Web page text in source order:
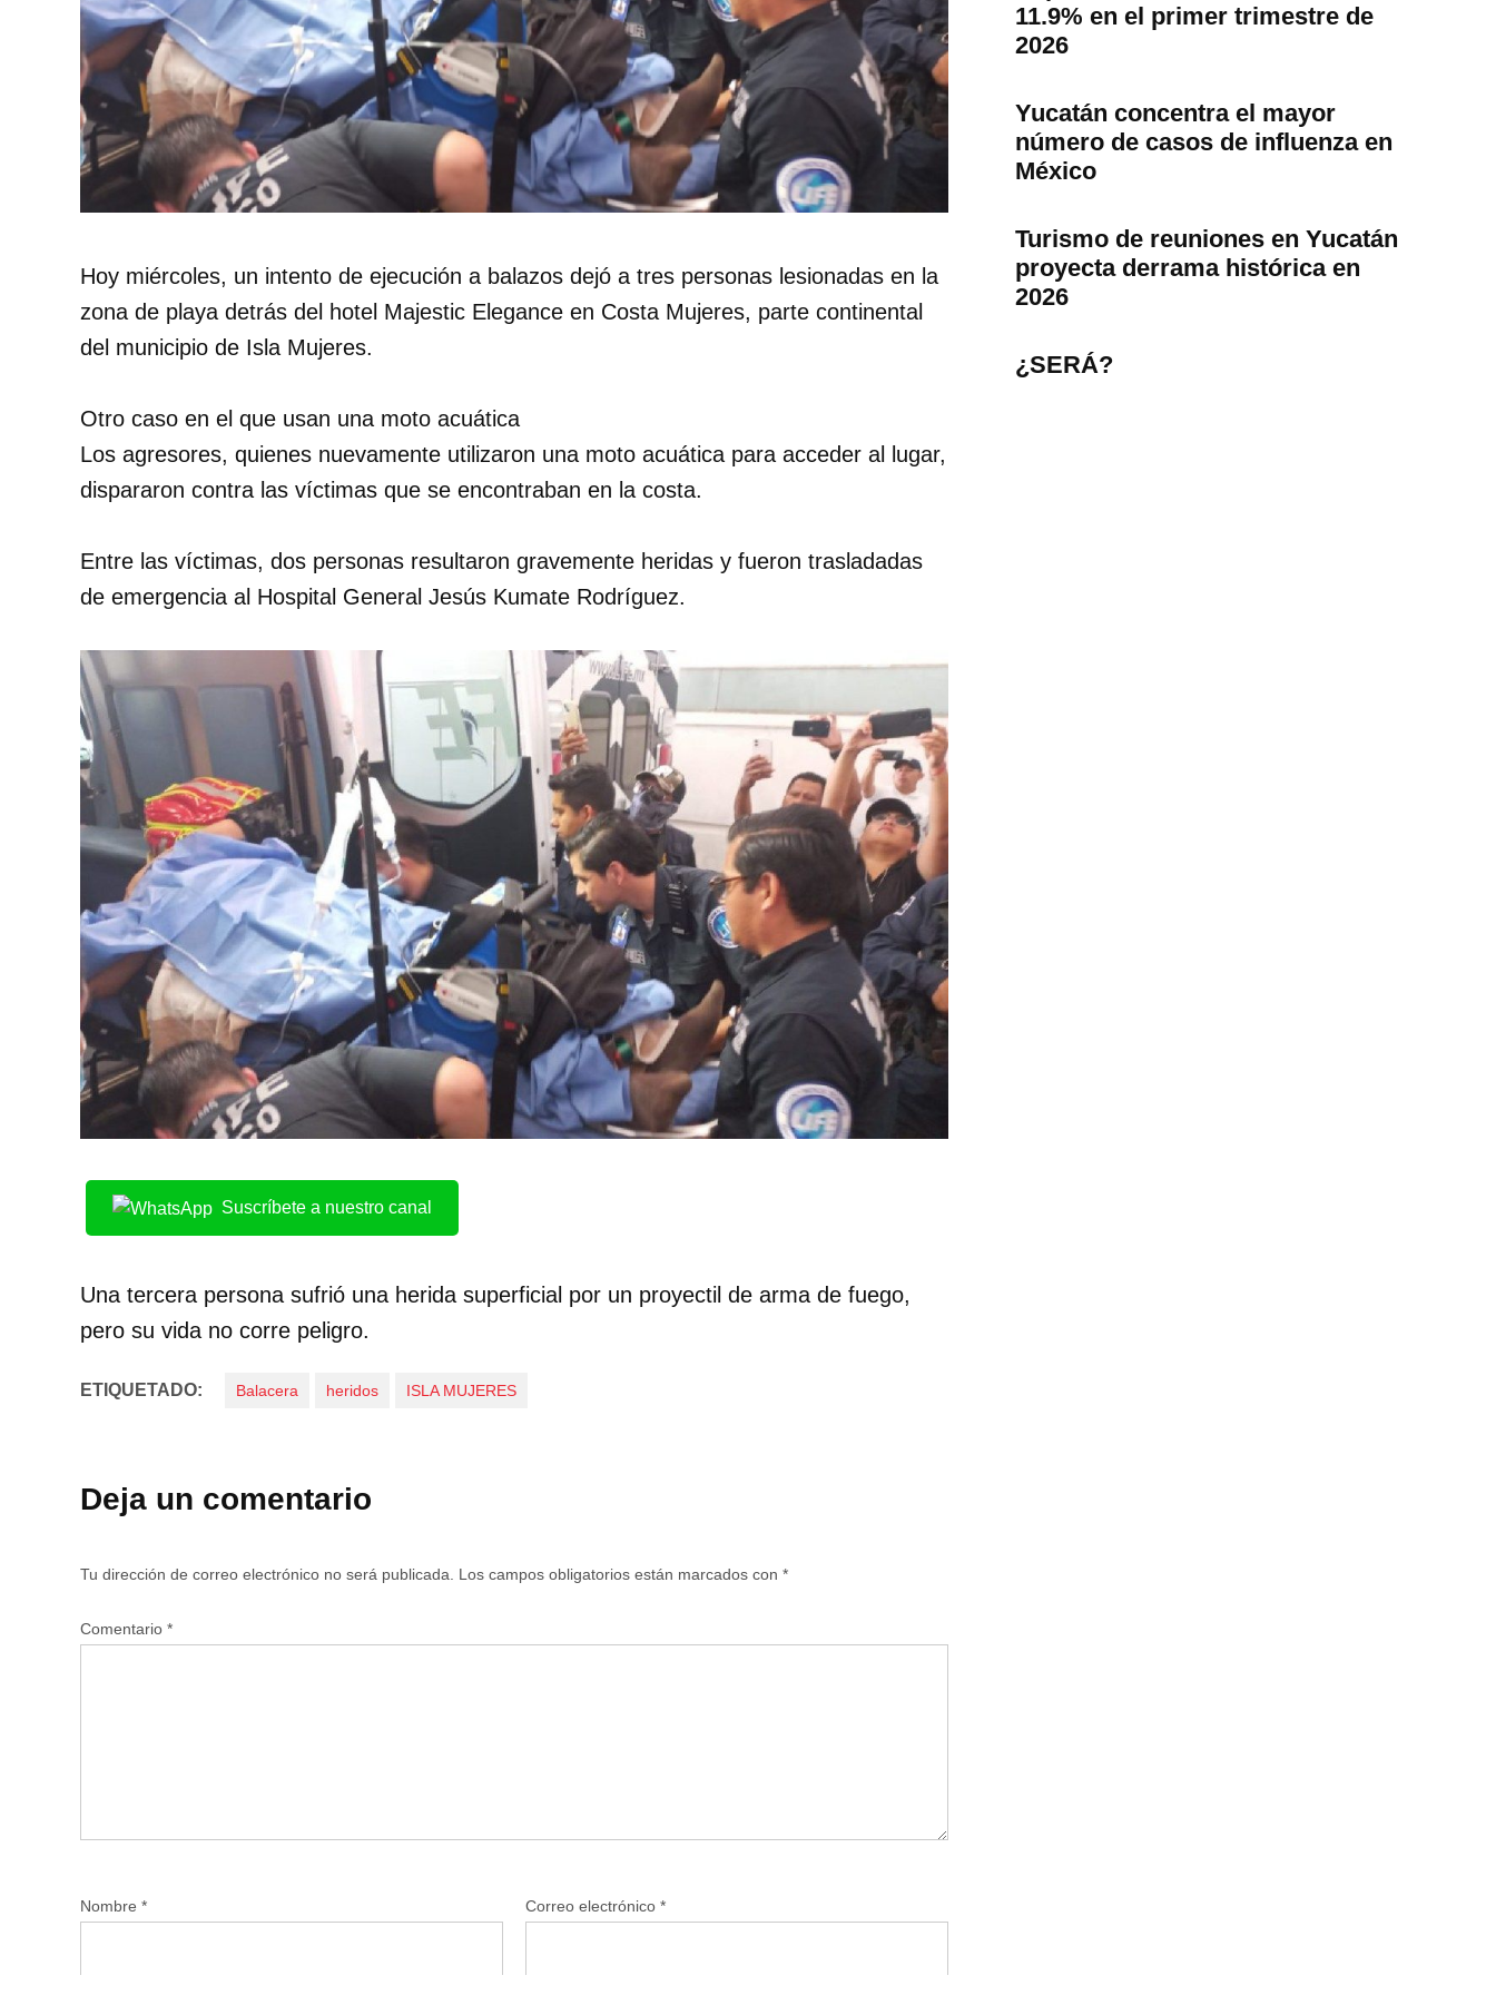
Hoy miércoles, un intento de ejecución a balazos dejó a tres personas lesionadas en la
zona de playa detrás del hotel Majestic Elegance en Costa Mujeres, parte continental
del municipio de Isla Mujeres.
Otro caso en el que usan una moto acuática
Los agresores, quienes nuevamente utilizaron una moto acuática para acceder al lugar,
dispararon contra las víctimas que se encontraban en la costa.
Entre las víctimas, dos personas resultaron gravemente heridas y fueron trasladadas
de emergencia al Hospital General Jesús Kumate Rodríguez.
Suscríbete a nuestro canal
Una tercera persona sufrió una herida superficial por un proyectil de arma de fuego,
pero su vida no corre peligro.
ETIQUETADO: Balacera heridos ISLA MUJERES
Deja un comentario
Tu dirección de correo electrónico no será publicada. Los campos obligatorios están marcados con *
Comentario *
Nombre * Correo electrónico *
11.9% en el primer trimestre de
2026
Yucatán concentra el mayor
número de casos de influenza en
México
Turismo de reuniones en Yucatán
proyecta derrama histórica en
2026
¿SERÁ?